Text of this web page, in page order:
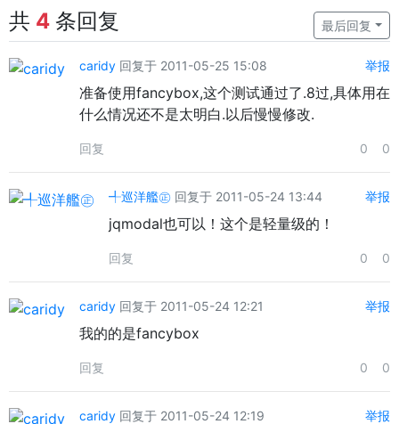
共 4 条回复 最后回复
caridy 回复于 2011-05-25 15:08 举报
准备使用fancybox,这个测试通过了.8过,具体用在
什么情况还不是太明白.以后慢慢修改.
回复 0 0
╃巡洋艦㊣ 回复于 2011-05-24 13:44 举报
jqmodal也可以！这个是轻量级的！
回复 0 0
caridy 回复于 2011-05-24 12:21 举报
我的的是fancybox
回复 0 0
caridy 回复于 2011-05-24 12:19 举报